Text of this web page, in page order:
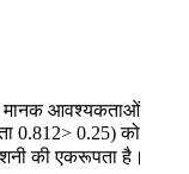
मानक आवश्यकताओं
0.812> 0.25) को
की एकरूपता है।